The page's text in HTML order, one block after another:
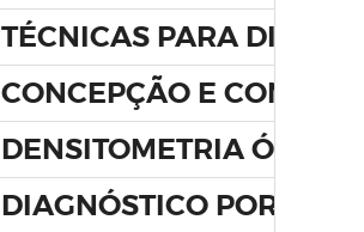
TÉCNICAS PARA
CONCEPÇÃO E
DENSITOMETRIA ÓSSEA
DIAGNÓSTICO POR